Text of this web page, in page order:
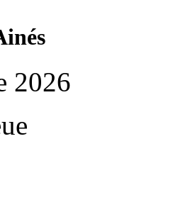
2026